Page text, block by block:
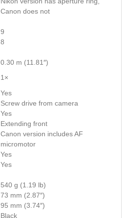
Canon does not
9
8
0.30 m (11.81″)
1×
Yes
Screw drive from camera
Yes
Extending front
Canon version includes AF
micromotor
Yes
Yes
540 g (1.19 lb)
73 mm (2.87″)
95 mm (3.74″)
Black